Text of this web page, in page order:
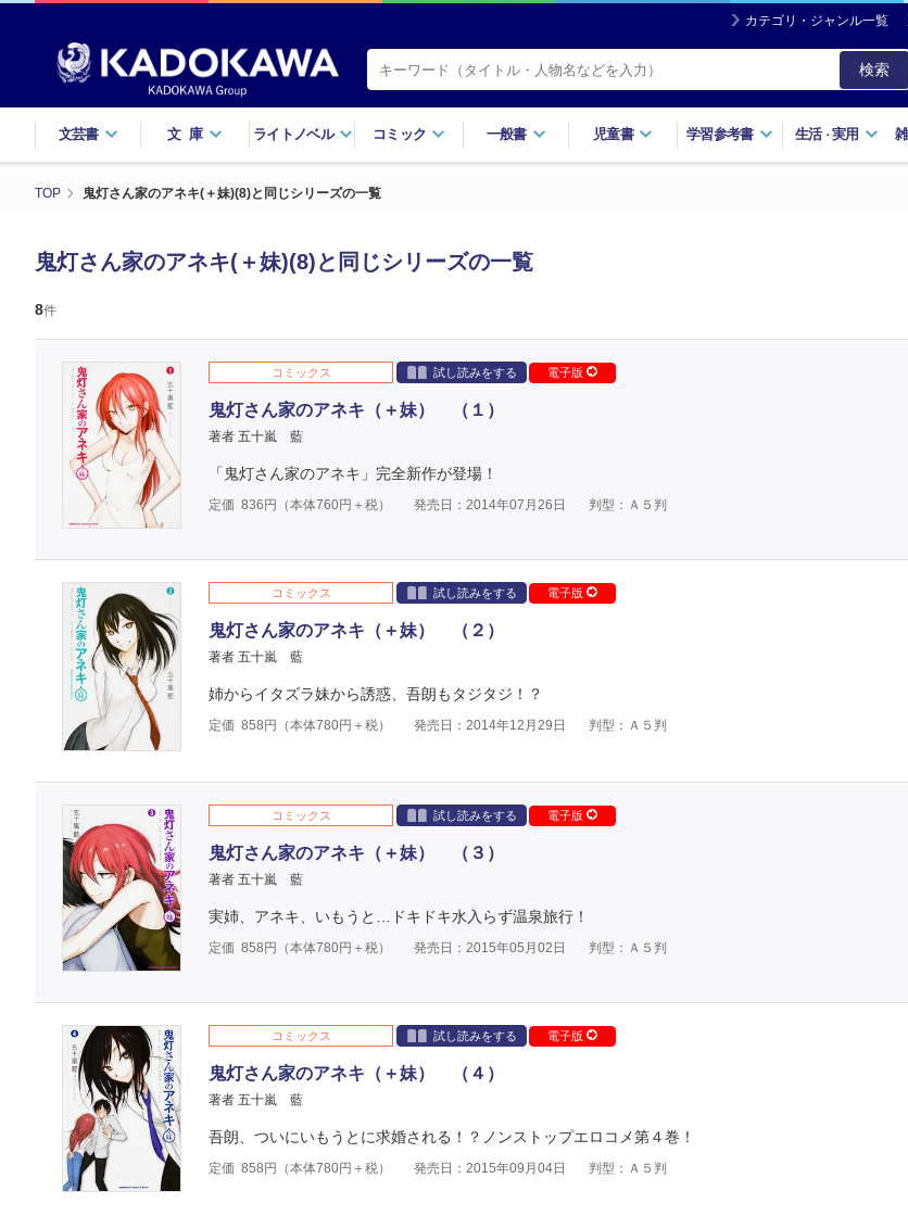
カテゴリ・ジャンル一覧
検索
文芸書 文庫 ライトノベル コミック 一般書 児童書 学習参考書 生活・実用
TOP 鬼灯さん家のアネキ(＋妹)(8)と同じシリーズの一覧
鬼灯さん家のアネキ(＋妹)(8)と同じシリーズの一覧
8件
コミックス 試し読みをする 電子版
鬼灯さん家のアネキ（＋妹） （１）
著者 五十嵐 藍
「鬼灯さん家のアネキ」完全新作が登場！
定価 836 円（本体760円＋税） 発売日：2014年07月26日 判型：Ａ５判
コミックス 試し読みをする 電子版
鬼灯さん家のアネキ（＋妹） （２）
著者 五十嵐 藍
姉からイタズラ妹から誘惑、吾朗もタジタジ！？
定価 858 円（本体780円＋税） 発売日：2014年12月29日 判型：Ａ５判
コミックス 試し読みをする 電子版
鬼灯さん家のアネキ（＋妹） （３）
著者 五十嵐 藍
実姉、アネキ、いもうと…ドキドキ水入らず温泉旅行！
定価 858 円（本体780円＋税） 発売日：2015年05月02日 判型：Ａ５判
コミックス 試し読みをする 電子版
鬼灯さん家のアネキ（＋妹） （４）
著者 五十嵐 藍
吾朗、ついにいもうとに求婚される！？ノンストップエロコメ第４巻！
定価 858 円（本体780円＋税） 発売日：2015年09月04日 判型：Ａ５判